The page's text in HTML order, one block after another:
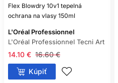
Flex Blowdry 10v1 tepelná
ochrana na vlasy 150ml
L'Oréal Professionnel
L'Oréal Professionnel Tecni Art
16.60 €
14.10 €
Kúpiť